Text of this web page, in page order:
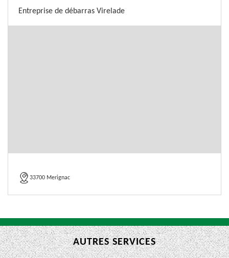
Entreprise de débarras Virelade
33700 Merignac
AUTRES SERVICES